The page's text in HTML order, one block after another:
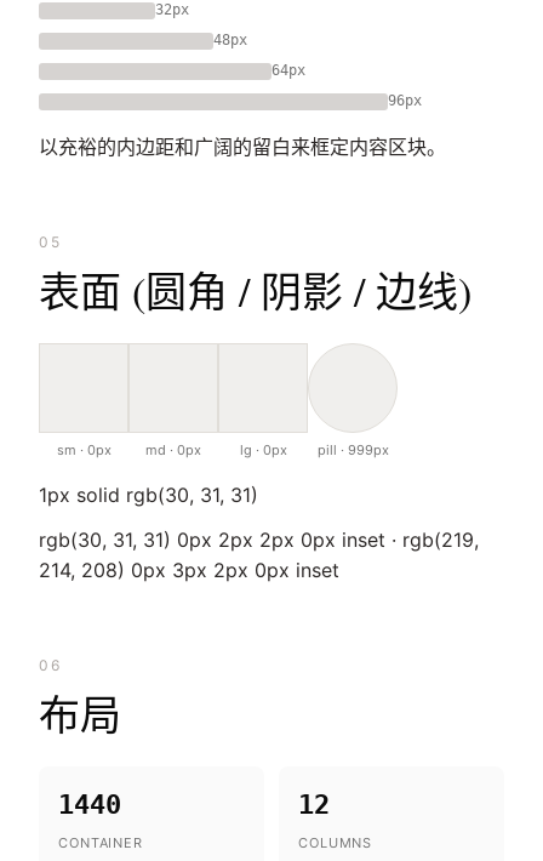
32px
48px
64px
96px
以充裕的内边距和广阔的留白来框定内容区块。
05
表面 (圆角 / 阴影 / 边线)
sm · 0px md · 0px lg · 0px pill · 999px
1px solid rgb(30, 31, 31)
rgb(30, 31, 31) 0px 2px 2px 0px inset · rgb(219,
214, 208) 0px 3px 2px 0px inset
06
布局
1440
CONTAINER
12
COLUMNS